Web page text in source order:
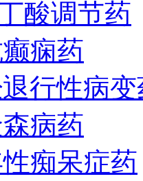
酸调节药
痫药
行性病
病药
痴呆症药